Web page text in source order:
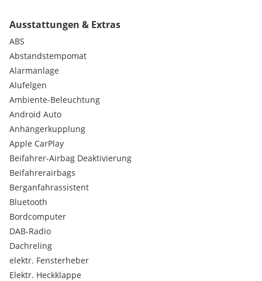
Eckdaten
* Erstzulassung: 07/2020
* Kilometerstand: 114.000 km
* Leistung: 190 PS + Mild Hybrid (11 PS)
* Motor: 2.0 Diesel (B47)
* Getriebe: 8-Gang Steptronic
* Antrieb: xDrive (Allrad)
* Pickerl gültig bis: 07/2027
* 2 Besitzer
* Nichtraucherfahrzeug
* 2 Schlüssel + 1 Schlüsselkarte
* Scheckheftgepflegt
Räder & Reifen
* Winterreifen auf 17” Alufelgen
* Insgesamt 8-fach bereift
Ausstattungen & Extras
ABS
Abstandstempomat
Alarmanlage
Alufelgen
Ambiente-Beleuchtung
Android Auto
Anhängerkupplung
Apple CarPlay
Beifahrer-Airbag Deaktivierung
Beifahrerairbags
Berganfahrassistent
Bluetooth
Bordcomputer
DAB-Radio
Dachreling
elektr. Fensterheber
Elektr. Heckklappe